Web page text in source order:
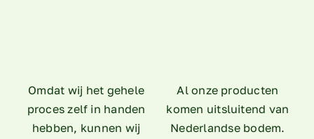
Omdat wij het gehele
proces zelf in handen
hebben, kunnen wij
Al onze producten
komen uitsluitend van
Nederlandse bodem.